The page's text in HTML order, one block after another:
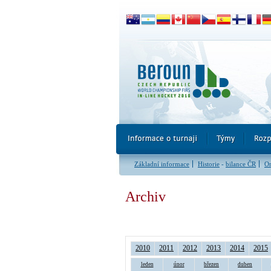
Základní informace Historie - bilance ČR
Archiv
2010 2011 2012 2013 2014 2015
leden únor březen duben